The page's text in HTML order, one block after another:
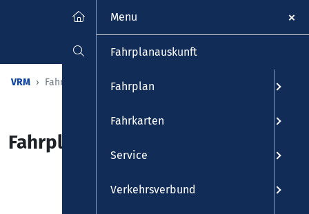
VRM Fahrplanauskunft
Fahrplanauskunft
Menu
Fahrplanauskunft
Fahrplan
Fahrkarten
Service
Verkehrsverbund